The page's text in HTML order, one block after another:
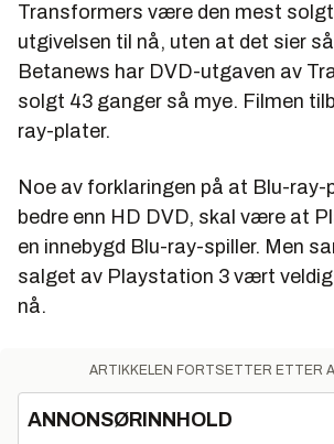
Transformers være den mest
utgivelsen til nå, uten at det sier
Betanews har DVD-utgaven av
solgt 43 ganger så mye. Filmen
ray-plater.
Noe av forklaringen på at Blu-ray-
bedre enn HD DVD, skal være at
en innebygd Blu-ray-spiller. Men
salget av Playstation 3 vært veldig
nå.
ARTIKKELEN FORTSETTER ETTER
ANNONSØRINNHOLD